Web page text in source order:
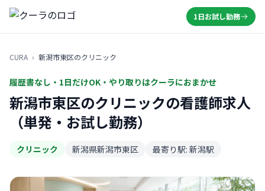
1日お試し勤務
CURA › 新潟市東区のクリニック
履歴書なし・1日だけOK・やり取りはクーラにおまかせ
新潟市東区のクリニックの看護師求人
（単発・お試し勤務）
クリニック 新潟県新潟市東区 最寄り駅: 新潟駅